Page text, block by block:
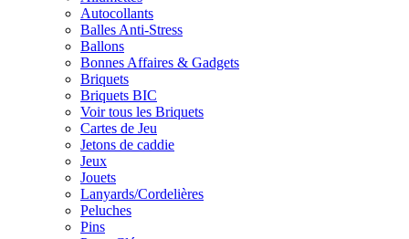
Autocollants
Balles Anti-Stress
Ballons
Bonnes Affaires & Gadgets
Briquets
Briquets BIC
Voir tous les Briquets
Cartes de Jeu
Jetons de caddie
Jeux
Jouets
Lanyards/Cordelières
Peluches
Pins